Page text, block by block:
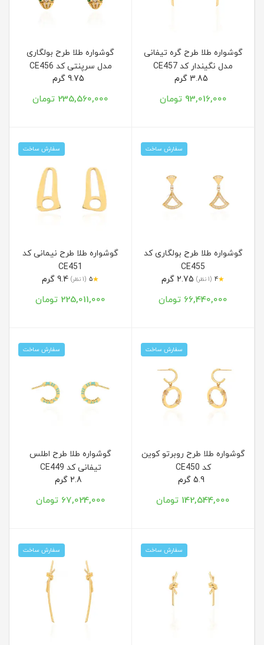
گوشواره طلا طرح گره تیفانی
مدل نگیندار کد CE457
93,016,000 تومان
گوشواره طلا طرح بولگاری
مدل سرپنتی کد CE456
235,560,000 تومان
سفارش ساخت
گوشواره طلا طرح بولگاری کد
CE455
★
4 (1 نظر)
66,440,000 تومان
سفارش ساخت
گوشواره طلا طرح نیمانی کد
CE451
★
5 (1 نظر)
225,011,000 تومان
سفارش ساخت
گوشواره طلا طرح روبرتو کوین
کد CE450
5.9 گرم
142,544,000 تومان
سفارش ساخت
گوشواره طلا طرح اطلس
تیفانی کد CE449
67,024,000 تومان
سفارش ساخت سفارش ساخت